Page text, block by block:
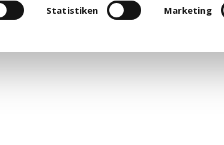
Datenschutz. Dort können Sie Ihre
Statistiken
Marketing